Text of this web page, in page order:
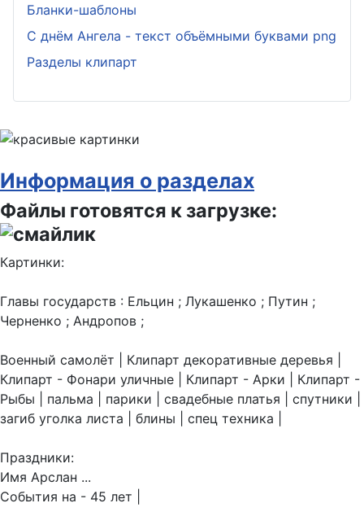
Бланки-шаблоны
С днём Ангела - текст объёмными буквами png
Разделы клипарт
Информация о разделах
Файлы готовятся к загрузке:
Картинки:
Главы государств : Ельцин ; Лукашенко ; Путин ;
Черненко ; Андропов ;
Военный самолёт | Клипарт декоративные деревья |
Клипарт - Фонари уличные | Клипарт - Арки | Клипарт -
Рыбы | пальма | парики | свадебные платья | спутники |
загиб уголка листа | блины | спец техника |
Праздники:
Имя Арслан ...
События на - 45 лет |